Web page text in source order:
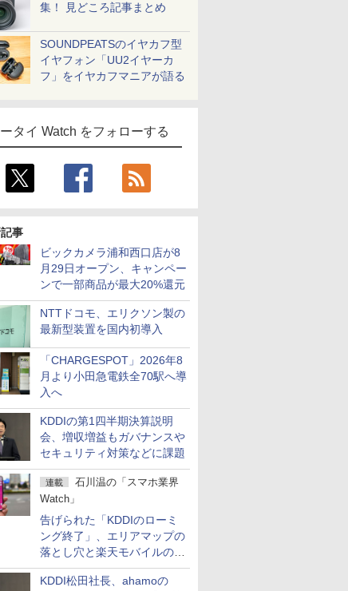
集！ 見どころ記事まとめ
SOUNDPEATSのイヤカフ型
イヤフォン「UU2イヤーカ
フ」をイヤカフマニアが語る
タイ Watch をフォローする
事
ビックカメラ浦和西口店が8
月29日オープン、キャンペー
ンで一部商品が最大20%還元
NTTドコモ、エリクソン製の
最新型装置を国内初導入
「CHARGESPOT」2026年8
月より小田急電鉄全70駅へ導
入へ
KDDIの第1四半期決算説明
会、増収増益もガバナンスや
セキュリティ対策などに課題
連載
石川温の「スマホ業界
Watch」
告げられた「KDDIのローミ
ング終了」、エリアマップの
落とし穴と楽天モバイルの課
題
KDDI松田社長、ahamoの